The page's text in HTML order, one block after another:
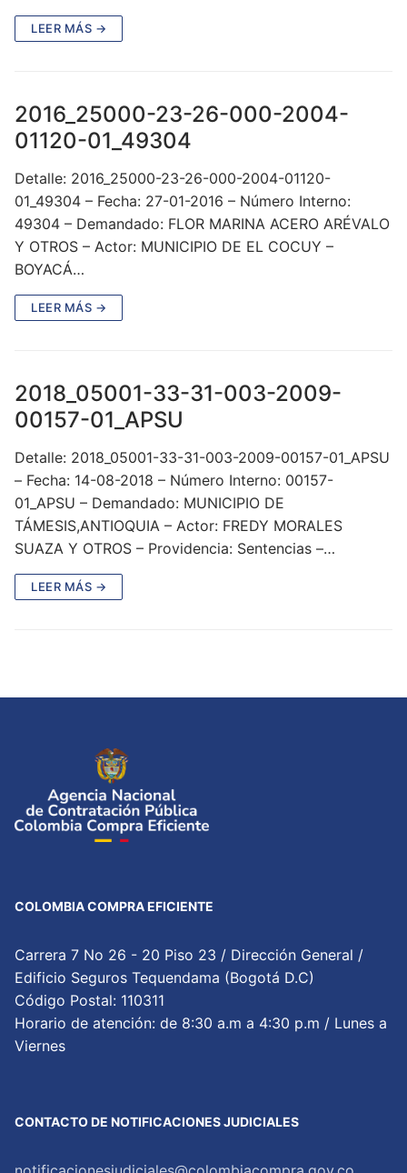
LEER MÁS →
2016_25000-23-26-000-2004-
01120-01_49304
Detalle: 2016_25000-23-26-000-2004-01120-
01_49304 – Fecha: 27-01-2016 – Número Interno:
49304 – Demandado: FLOR MARINA ACERO ARÉVALO
Y OTROS – Actor: MUNICIPIO DE EL COCUY –
BOYACÁ…
LEER MÁS →
2018_05001-33-31-003-2009-
00157-01_APSU
Detalle: 2018_05001-33-31-003-2009-00157-01_APSU
– Fecha: 14-08-2018 – Número Interno: 00157-
01_APSU – Demandado: MUNICIPIO DE
TÁMESIS,ANTIOQUIA – Actor: FREDY MORALES
SUAZA Y OTROS – Providencia: Sentencias –…
LEER MÁS →
COLOMBIA COMPRA EFICIENTE
Carrera 7 No 26 - 20 Piso 23 / Dirección General /
Edificio Seguros Tequendama (Bogotá D.C)
Código Postal: 110311
Horario de atención: de 8:30 a.m a 4:30 p.m / Lunes a
Viernes
CONTACTO DE NOTIFICACIONES JUDICIALES